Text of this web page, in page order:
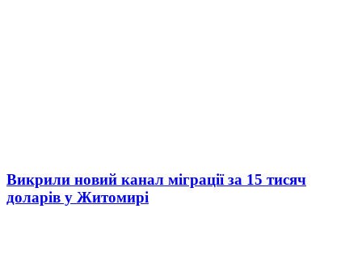
Викрили новий канал міграції за 15 тисяч
доларів у Житомирі